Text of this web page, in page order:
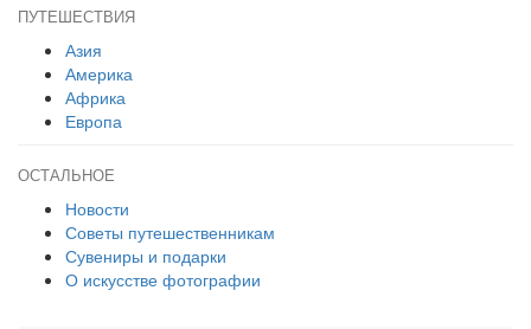
ПУТЕШЕСТВИЯ
Азия
Америка
Африка
Европа
ОСТАЛЬНОЕ
Новости
Советы путешественникам
Сувениры и подарки
О искусстве фотографии